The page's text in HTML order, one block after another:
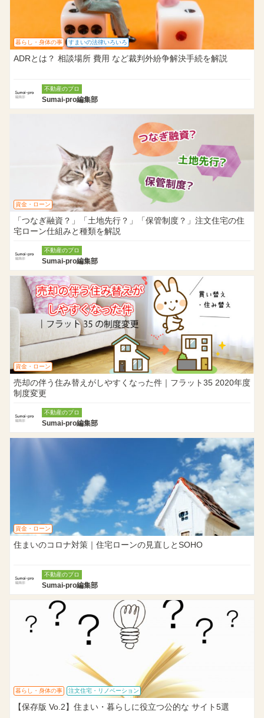
暮らし・身体の事 すまいの法律いろいろ
ADRとは？ 相談場所 費用 など裁判外紛争解決手続を解説
不動産のプロ
Sumai-pro編集部
資金・ローン
「つなぎ融資？」「土地先行？」「保管制度？」注文住宅の住
宅ローン仕組みと種類を解説
不動産のプロ
Sumai-pro編集部
資金・ローン
売却の伴う住み替えがしやすくなった件｜フラット35 2020年度
制度変更
不動産のプロ
Sumai-pro編集部
資金・ローン
住まいのコロナ対策｜住宅ローンの見直しとSOHO
不動産のプロ
Sumai-pro編集部
暮らし・身体の事 注文住宅・リノベーション
【保存版 Vo.2】住まい・暮らしに役立つ公的な サイト5選